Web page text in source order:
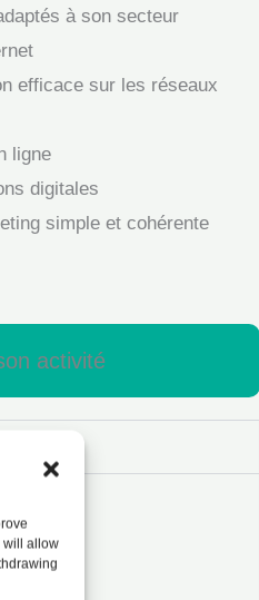
will allow
à son secteur
efficace sur les réseaux
ligne
digitales
simple et cohérente
activité